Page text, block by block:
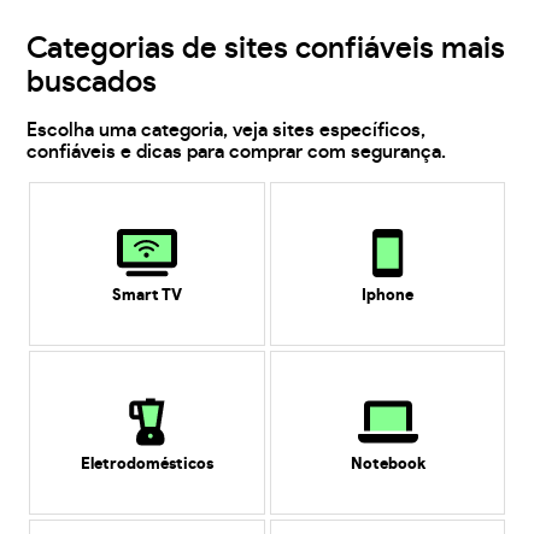
Categorias de sites confiáveis mais
buscados
Escolha uma categoria, veja sites específicos,
confiáveis e dicas para comprar com segurança.
Smart TV Iphone
Eletrodomésticos Notebook